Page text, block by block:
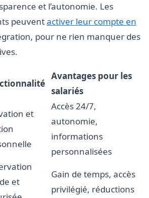
et l’autonomie. Les
peuventactiver leur compte en
pour ne rien manquer des
Avantages pour les
salariés
et
Accès 24/7,
autonomie,
informations
personnalisées
et
Gain de temps, accès
privilégié, réductions